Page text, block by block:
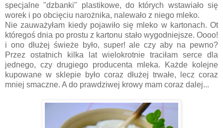
specjalne "dzbanki" plastikowe, do których wstawiało się
worek i po obcięciu narożnika, nalewało z niego mleko.
Nie zauważyłam kiedy pojawiło się mleko w kartonach. Ot
któregoś dnia po prostu z kartonu stało wygodniejsze. Oooo!
i ono dłużej świeże było, super! ale czy aby na pewno?
Przez ostatnich kilka lat wielokrotnie traciłam serce dla
jednego, czy drugiego producenta mleka. Każde kolejne
kupowane w sklepie było coraz dłużej trwałe, lecz coraz
mniej smaczne. A do prawdziwej krowy mam coraz dalej...